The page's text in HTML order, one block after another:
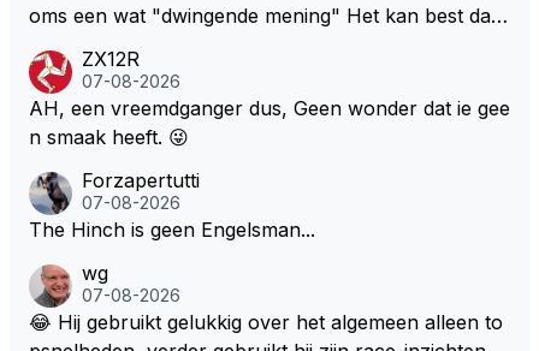
oms een wat "dwingende mening" Het kan best dat
l bij Windsor op te roepen. Maar in een tijd zonder r
aces zijn dit leuke berichtjes
ZX12R
07-08-2026
AH, een vreemdganger dus, Geen wonder dat ie gee
n smaak heeft. 😜
Forzapertutti
07-08-2026
The Hinch is geen Engelsman...
wg
07-08-2026
😂 Hij gebruikt gelukkig over het algemeen alleen to